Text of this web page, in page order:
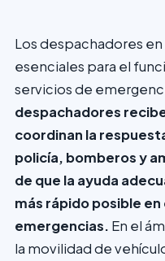
Los despachadores en
esenciales para el
servicios de
despachadores
coordinan la
policía, bomberos y
de que la ayuda
más rápido posible
emergencias. En el
la movilidad de